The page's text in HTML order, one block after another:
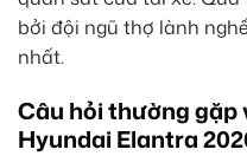
bởi đội ngũ thợ lành
nhất.
Câu hỏi thường gặp
Hyundai Elantra